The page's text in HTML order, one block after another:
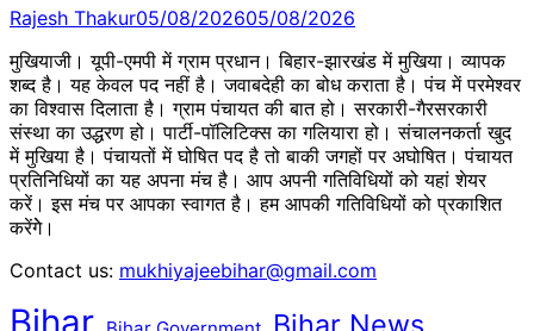
Rajesh Thakur05/08/202605/08/2026
मुखियाजी। यूपी-एमपी में ग्राम प्रधान। बिहार-झारखंड में मुखिया। व्यापक
शब्द है। यह केवल पद नहीं है। जवाबदेही का बोध कराता है। पंच में परमेश्वर
का विश्वास दिलाता है। ग्राम पंचायत की बात हो। सरकारी-गैरसरकारी
संस्था का उद्धरण हो। पार्टी-पॉलिटिक्स का गलियारा हो। संचालनकर्ता खुद
में मुखिया है। पंचायतों में घोषित पद है तो बाकी जगहों पर अघोषित। पंचायत
प्रतिनिधियों का यह अपना मंच है। आप अपनी गतिविधियों को यहां शेयर
करें। इस मंच पर आपका स्वागत है। हम आपकी गतिविधियों को प्रकाशित
करेंगेे।
Contact us: mukhiyajeebihar@gmail.com
Bihar